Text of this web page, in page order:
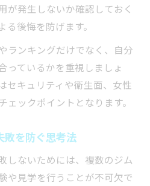
が発生しないか確認しておく
後悔を防げます。
ランキングだけでなく、自分
っているかを重視しましょ
セキュリティや衛生面、女性
ックポイントとなります。
敗を防ぐ思考法
しないためには、複数のジム
や見学を行うことが不可欠で